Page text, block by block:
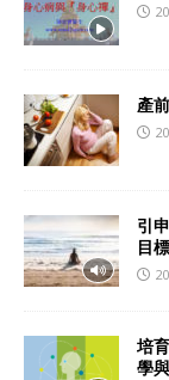
產
引
目
培
學